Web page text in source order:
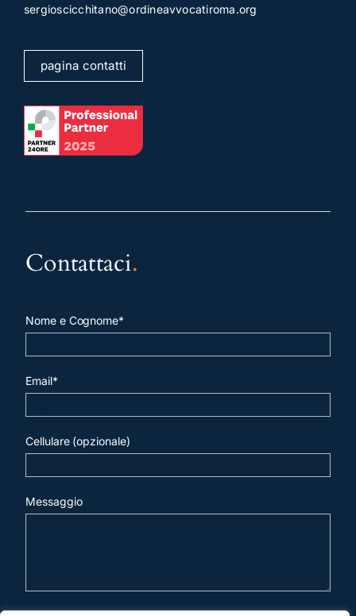
sergioscicchitano@ordineavvocatiroma.org
pagina contatti
Contattaci.
Nome e Cognome*
Email*
Cellulare (opzionale)
Messaggio